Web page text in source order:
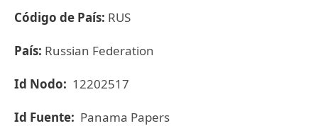
Código de País: RUS
País: Russian Federation
Id Nodo: 12202517
Id Fuente: Panama Papers